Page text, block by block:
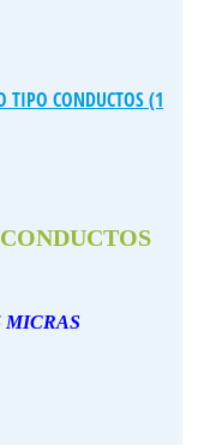
TIPO CONDUCTOS (1
MICRAS